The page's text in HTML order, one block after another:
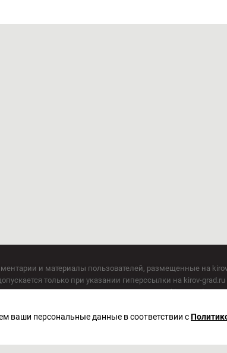
и материалы пользователей, размещенные на
только при указании гиперссылки на kirov-grad.ru
только при указании на ресурс: kirov-grad.ru
в сфере связи, информационных технологий и
ваши персональные данные в соответствии с